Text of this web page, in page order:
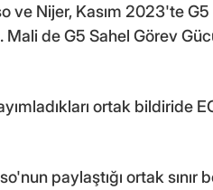
ve Nijer, Kasım 2023'te
Mali de G5 Sahel Görev
ortak bildiride
paylaştığı ortak